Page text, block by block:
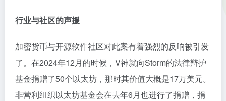
行业与社区的声援
加密货币与开源软件社区对此案有着强烈的反响被引发
了。在2024年12月的时候，V神就向Storm的法律辩护
基金捐赠了50个以太坊，那时其价值大概是17万美元。
非营利组织以太坊基金会在去年6月也进行了捐赠，捐